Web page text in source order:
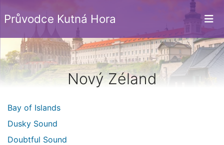
Průvodce Kutná Hora
Nový Zéland
Bay of Islands
Dusky Sound
Doubtful Sound